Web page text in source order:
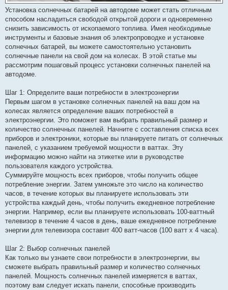
Установка солнечных батарей на автодоме может стать отличным
способом насладиться свободой открытой дороги и одновременно
снизить зависимость от ископаемого топлива. Имея необходимые
инструменты и базовые знания об электропроводке и установке
солнечных батарей, вы можете самостоятельно установить
солнечные панели на свой дом на колесах. В этой статье мы
рассмотрим пошаговый процесс установки солнечных панелей на
автодоме.
Шаг 1: Определите ваши потребности в электроэнергии
Первым шагом в установке солнечных панелей на ваш дом на
колесах является определение ваших потребностей в
электроэнергии. Это поможет вам выбрать правильный размер и
количество солнечных панелей. Начните с составления списка всех
приборов и электроники, которые вы планируете питать от солнечных
панелей, с указанием требуемой мощности в ваттах. Эту
информацию можно найти на этикетке или в руководстве
пользователя каждого устройства.
Суммируйте мощность всех приборов, чтобы получить общее
потребление энергии. Затем умножьте это число на количество
часов, в течение которых вы планируете использовать эти
устройства каждый день, чтобы получить ежедневное потребление
энергии. Например, если вы планируете использовать 100-ваттный
телевизор в течение 4 часов в день, ваше ежедневное потребление
энергии для телевизора составит 400 ватт-часов (100 ватт x 4 часа).
Шаг 2: Выбор солнечных панелей
Как только вы узнаете свои потребности в электроэнергии, вы
сможете выбрать правильный размер и количество солнечных
панелей. Мощность солнечных панелей измеряется в ваттах,
поэтому вам следует искать панели, способные производить